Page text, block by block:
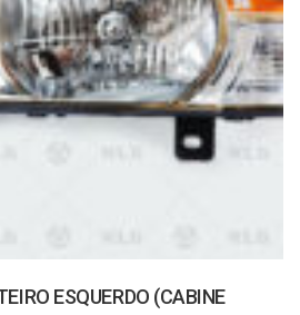
ESQUERDO (CABINE